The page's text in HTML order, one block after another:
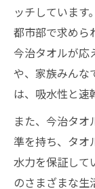
ッチしています
都市部で求めら
今治タオルが応
や、家族みんな
は、吸水性と速
また、今治タ
準を持ち、タオ
水力を保証して
のさまざまな生